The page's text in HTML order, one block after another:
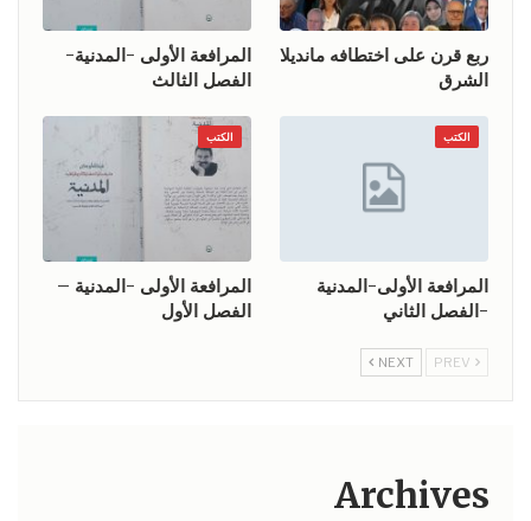
ربع قرن على اختطافه مانديلا
الشرق
المرافعة الأولى -المدنية-
الفصل الثالث
الكتب
المرافعة الأولى-المدنية
-الفصل الثاني
الكتب
المرافعة الأولى -المدنية –
الفصل الأول
NEXT
Archives